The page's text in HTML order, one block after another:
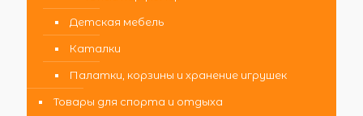
Детская мебель
Каталки
Палатки, корзины и хранение игрушек
Товары для спорта и отдыха